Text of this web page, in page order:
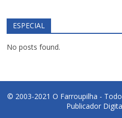
ESPECIAL
No posts found.
© 2003-2021 O Farroupilha -
Publicador